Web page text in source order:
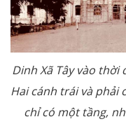
Dinh Xã Tây vào
Hai cánh trái và phải
chỉ có một tầng,